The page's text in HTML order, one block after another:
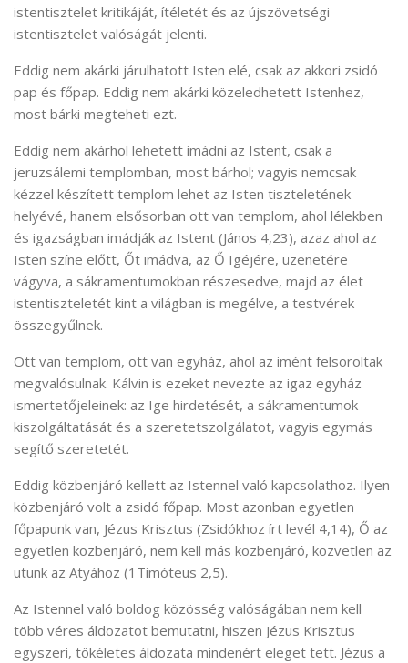
istentisztelet kritikáját, ítéletét és az újszövetségi
istentisztelet valóságát jelenti.
Eddig nem akárki járulhatott Isten elé, csak az akkori zsidó
pap és főpap. Eddig nem akárki közeledhetett Istenhez,
most bárki megteheti ezt.
Eddig nem akárhol lehetett imádni az Istent, csak a
jeruzsálemi templomban, most bárhol; vagyis nemcsak
kézzel készített templom lehet az Isten tiszteletének
helyévé, hanem elsősorban ott van templom, ahol lélekben
és igazságban imádják az Istent (János 4,23), azaz ahol az
Isten színe előtt, Őt imádva, az Ő Igéjére, üzenetére
vágyva, a sákramentumokban részesedve, majd az élet
istentiszteletét kint a világban is megélve, a testvérek
összegyűlnek.
Ott van templom, ott van egyház, ahol az imént felsoroltak
megvalósulnak. Kálvin is ezeket nevezte az igaz egyház
ismertetőjeleinek: az Ige hirdetését, a sákramentumok
kiszolgáltatását és a szeretetszolgálatot, vagyis egymás
segítő szeretetét.
Eddig közbenjáró kellett az Istennel való kapcsolathoz. Ilyen
közbenjáró volt a zsidó főpap. Most azonban egyetlen
főpapunk van, Jézus Krisztus (Zsidókhoz írt levél 4,14), Ő az
egyetlen közbenjáró, nem kell más közbenjáró, közvetlen az
utunk az Atyához (1Timóteus 2,5).
Az Istennel való boldog közösség valóságában nem kell
több véres áldozatot bemutatni, hiszen Jézus Krisztus
egyszeri, tökéletes áldozata mindenért eleget tett. Jézus a